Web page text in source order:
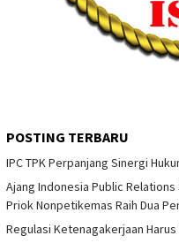
POSTING TERBARU
IPC TPK Perpanjang Sinergi
Ajang Indonesia Public Relations
Priok Nonpetikemas Raih Dua
Regulasi Ketenagakerjaan